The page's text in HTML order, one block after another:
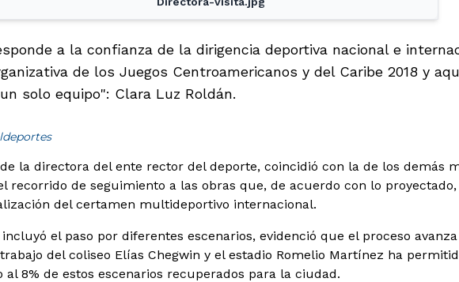
a la confianza de la dirigencia deportiva nacional e
de los Juegos Centroamericanos y del Caribe 2018 y
solo equipo": Clara Luz Roldán.
la directora del ente rector del deporte, coincidió con la de los demás
recorrido de seguimiento a las obras que, de acuerdo con lo
del certamen multideportivo internacional.
el paso por diferentes escenarios, evidenció que el proceso
del coliseo Elías Chegwin y el estadio Romelio Martínez ha
al 8% de estos escenarios recuperados para la ciudad.